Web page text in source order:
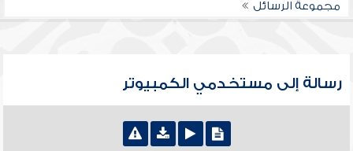
مجموعة الرسائل
رسالة إلى مستخدمي الكمبيوتر